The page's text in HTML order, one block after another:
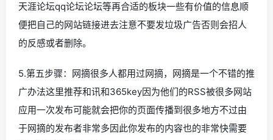
天涯论坛qq论坛论坛等再合适的板块一些有价值的信息顺
便把自己的网站链接进去注意不要发垃圾广告否则会招人
的反感或者删除。
5.第五步骤：网摘很多人都用过网摘，网摘是一个不错的推
广办法这里推荐和讯和365key因为他们的RSS被很多网站
应用一次发布可能就会把你的页面传播到很多地方不过由
于网摘的发布者非常多因此你发布的内容也的非常快需要